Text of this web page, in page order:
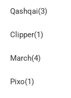
Qashqai(3)
Clipper(1)
March(4)
Pixo(1)